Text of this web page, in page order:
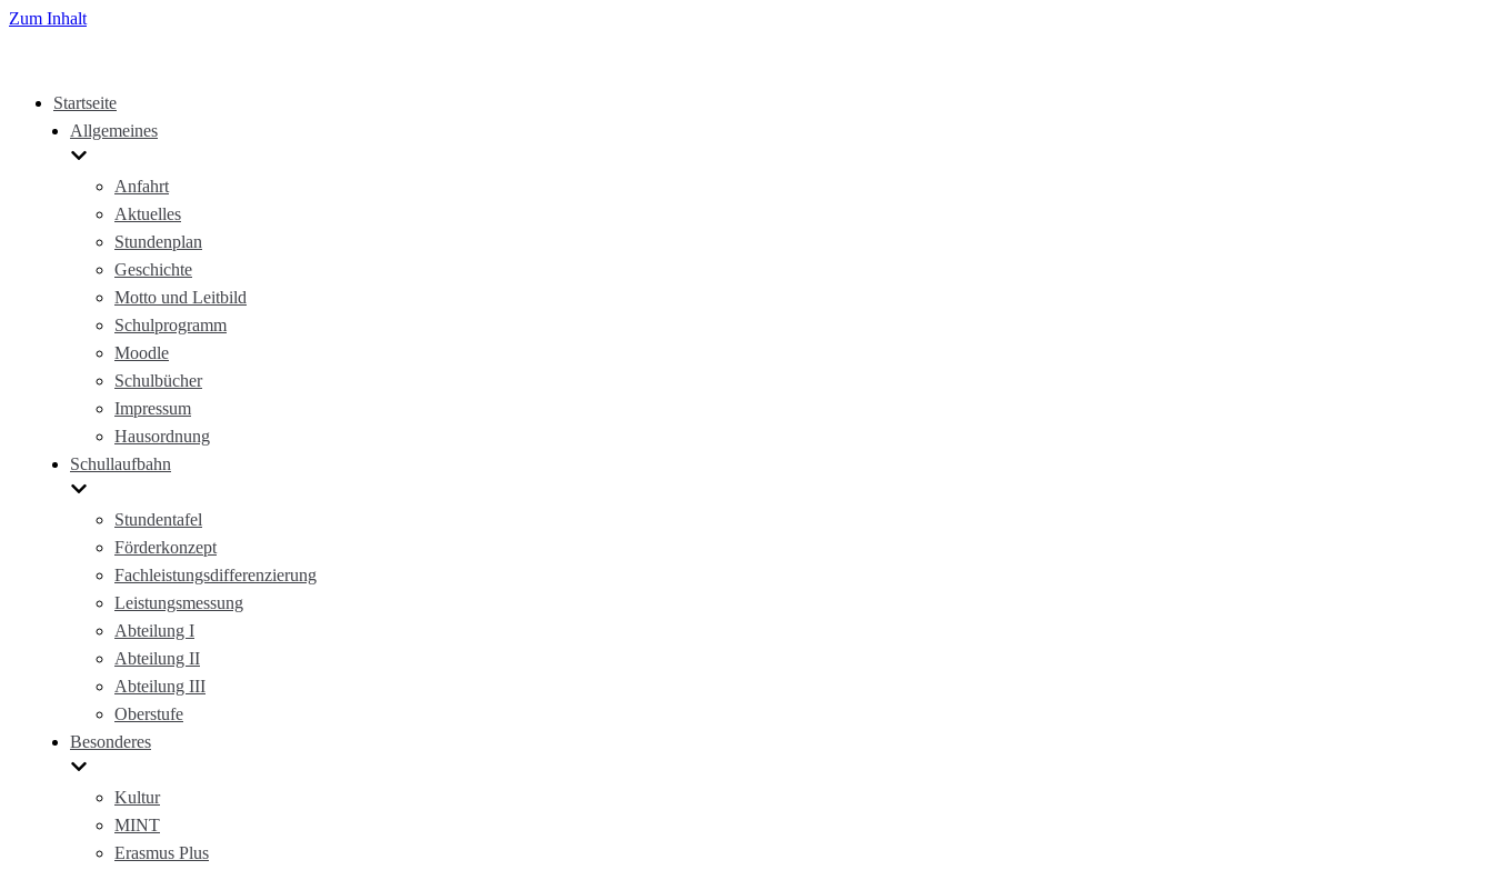
Zum Inhalt
Startseite
Allgemeines
Anfahrt
Aktuelles
Stundenplan
Geschichte
Motto und Leitbild
Schulprogramm
Moodle
Schulbücher
Impressum
Hausordnung
Schullaufbahn
Stundentafel
Förderkonzept
Fachleistungsdifferenzierung
Leistungsmessung
Abteilung I
Abteilung II
Abteilung III
Oberstufe
Besonderes
Kultur
MINT
Erasmus Plus